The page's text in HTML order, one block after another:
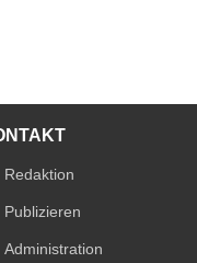
Redaktion
Publizieren
Administration